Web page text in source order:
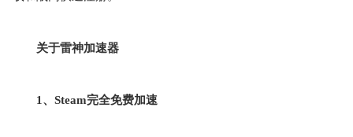
关于雷神加速器
1、Steam完全免费加速